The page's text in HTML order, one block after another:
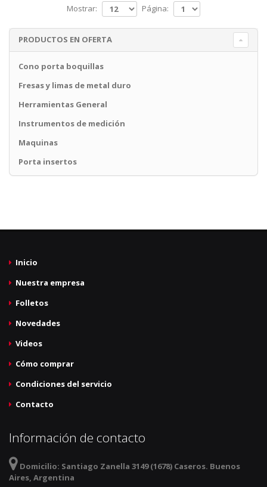
Página:
Mostrar:
PRODUCTOS EN OFERTA
Cono porta boquillas
Fresas y limas de metal duro
Herramientas General
Instrumentos de medición
Maquinas
Porta insertos
Inicio
Nuestra empresa
Folletos
Novedades
Videos
Cómo comprar
Condiciones del servicio
Contacto
Información de contacto
Domicilio: Santiago Zanella 3149 (1678) Caseros. Buenos
Aires, Argentina